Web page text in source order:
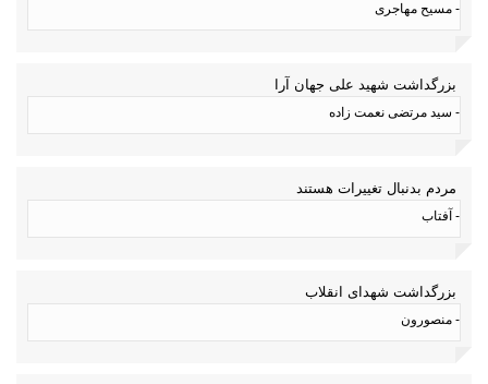
- مسیح مهاجری
بزرگداشت شهید علی جهان آرا
- سید مرتضی نعمت زاده
مردم بدنبال تغییرات هستند
- آفتاب
بزرگداشت شهدای انقلاب
- منصورون